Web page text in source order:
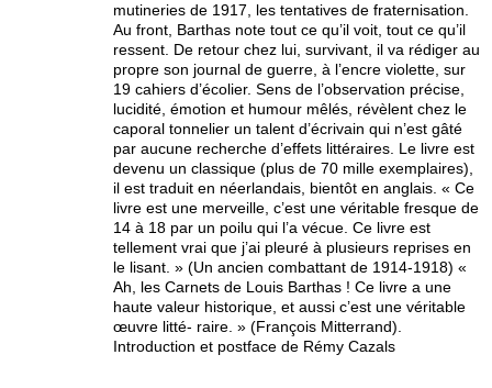
mutineries de 1917, les tentatives de fraternisation.
Au front, Barthas note tout ce qu’il voit, tout ce qu’il
ressent. De retour chez lui, survivant, il va rédiger au
propre son journal de guerre, à l’encre violette, sur
19 cahiers d’écolier. Sens de l’observation précise,
lucidité, émotion et humour mêlés, révèlent chez le
caporal tonnelier un talent d’écrivain qui n’est gâté
par aucune recherche d’effets littéraires. Le livre est
devenu un classique (plus de 70 mille exemplaires),
il est traduit en néerlandais, bientôt en anglais. « Ce
livre est une merveille, c’est une véritable fresque de
14 à 18 par un poilu qui l’a vécue. Ce livre est
tellement vrai que j’ai pleuré à plusieurs reprises en
le lisant. » (Un ancien combattant de 1914-1918) «
Ah, les Carnets de Louis Barthas ! Ce livre a une
haute valeur historique, et aussi c’est une véritable
œuvre litté- raire. » (François Mitterrand).
Introduction et postface de Rémy Cazals